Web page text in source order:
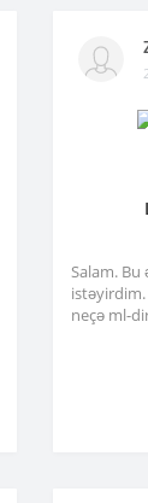
Salam.
neçə ml-